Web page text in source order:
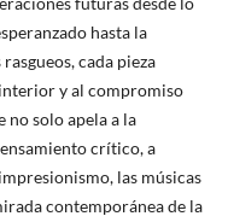
hasta la
cada pieza
y al compromiso
no solo apela a la
crítico, a
las músicas
contemporánea de la